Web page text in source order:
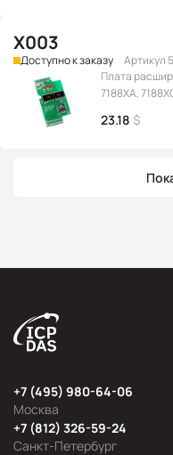
X003
Доступно к заказу
Артикул
Плата
7188XA,
23.18 $
Москва
+7 (495) 980-64-06
Санкт-Петербург
+7 (812) 326-59-24